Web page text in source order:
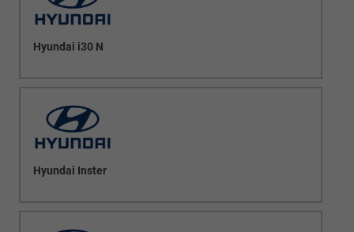
Hyundai i30 N
Hyundai Inster